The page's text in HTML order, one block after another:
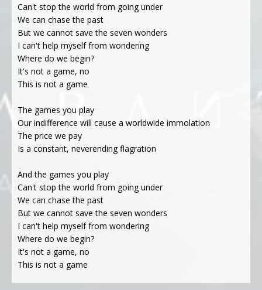
Can't stop the world from going under
We can chase the past
But we cannot save the seven wonders
I can't help myself from wondering
Where do we begin?
It's not a game, no
This is not a game
The games you play
Our indifference will cause a worldwide immolation
The price we pay
Is a constant, neverending flagration
And the games you play
Can't stop the world from going under
We can chase the past
But we cannot save the seven wonders
I can't help myself from wondering
Where do we begin?
It's not a game, no
This is not a game